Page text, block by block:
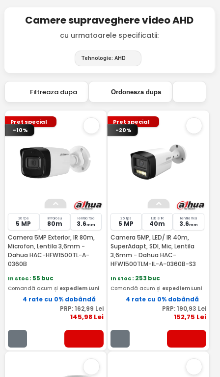
Camere supraveghere video AHD
cu urmatoarele specificatii:
Tehnologie: AHD
Filtreaza dupa Ordoneaza dupa
Pret special
-10%
20 fps
5 MP
Infrarosu
80m
lentila fixa
3.6mm
Camera 5MP Exterior, IR 80m,
Microfon, Lentila 3,6mm -
Dahua HAC-HFW1500TL-A-
0360B
In stoc: 55 buc
Comandă acum și expediem Luni
4 rate cu 0% dobândă
PRP: 162,99 Lei
145,98Lei
Pret special
-20%
25 fps
5 MP
LED si IR
40m
lentila fixa
3.6mm
Camera 5MP, LED/ IR 40m,
SuperAdapt, SDI, Mic, Lentila
3,6mm - Dahua HAC-
HFW1500TLM-IL-A-0360B-S3
In stoc: 253 buc
Comandă acum și expediem Luni
4 rate cu 0% dobândă
PRP: 190,93 Lei
152,75 Lei